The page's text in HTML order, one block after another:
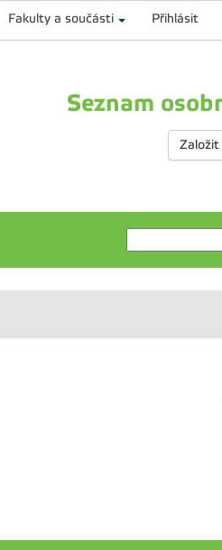
Fakulty a součásti Přihlásit
Seznam
Založit